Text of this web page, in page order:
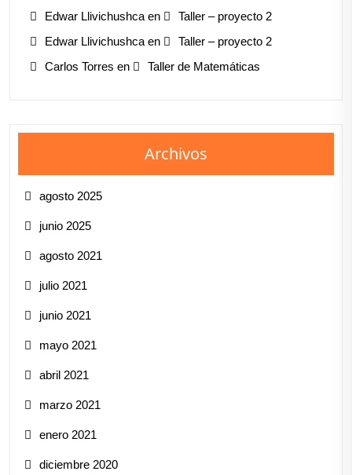
Edwar Llivichushca en
Taller – proyecto 2
Edwar Llivichushca en
Taller – proyecto 2
Carlos Torres en Taller de Matemáticas
Archivos
agosto 2025
junio 2025
agosto 2021
julio 2021
junio 2021
mayo 2021
abril 2021
marzo 2021
enero 2021
diciembre 2020